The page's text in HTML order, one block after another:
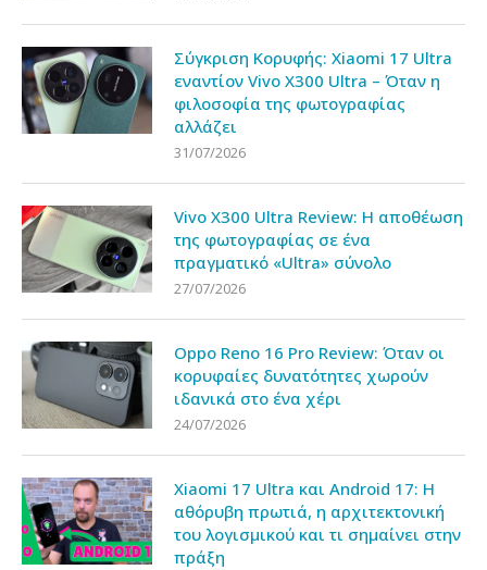
Σύγκριση Κορυφής: Xiaomi 17 Ultra
εναντίον Vivo X300 Ultra – Όταν η
φιλοσοφία της φωτογραφίας
αλλάζει
31/07/2026
Vivo X300 Ultra Review: Η αποθέωση
της φωτογραφίας σε ένα
πραγματικό «Ultra» σύνολο
27/07/2026
Oppo Reno 16 Pro Review: Όταν οι
κορυφαίες δυνατότητες χωρούν
ιδανικά στο ένα χέρι
24/07/2026
Xiaomi 17 Ultra και Android 17: Η
αθόρυβη πρωτιά, η αρχιτεκτονική
του λογισμικού και τι σημαίνει στην
πράξη